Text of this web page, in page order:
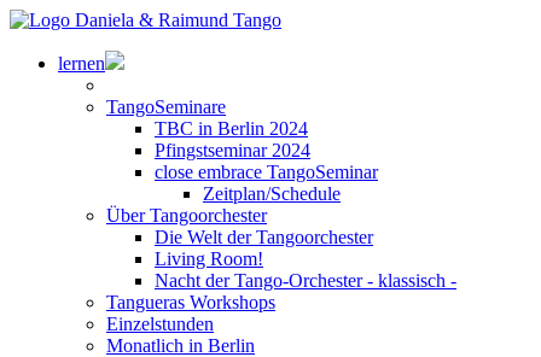
lernen
TangoSeminare
TBC in Berlin 2024
Pfingstseminar 2024
close embrace TangoSeminar
Zeitplan/Schedule
Über Tangoorchester
Die Welt der Tangoorchester
Living Room!
Nacht der Tango-Orchester - klassisch -
Tangueras Workshops
Einzelstunden
Monatlich in Berlin